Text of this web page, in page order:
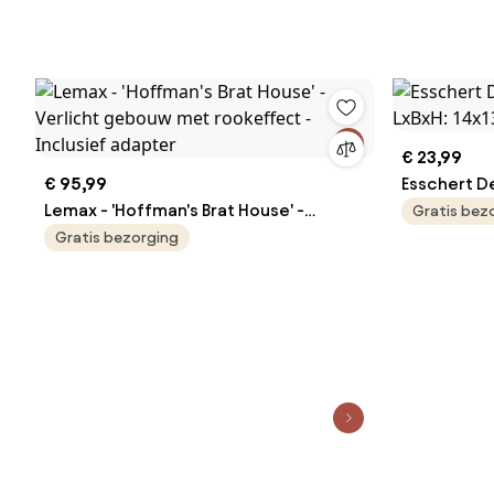
€ 95,99
Lemax - 'Hoffman's Brat House' -
Verlicht gebouw met rookeffect -
Gratis bezorging
€ 23,99
Esschert
LxBxH:
Gratis